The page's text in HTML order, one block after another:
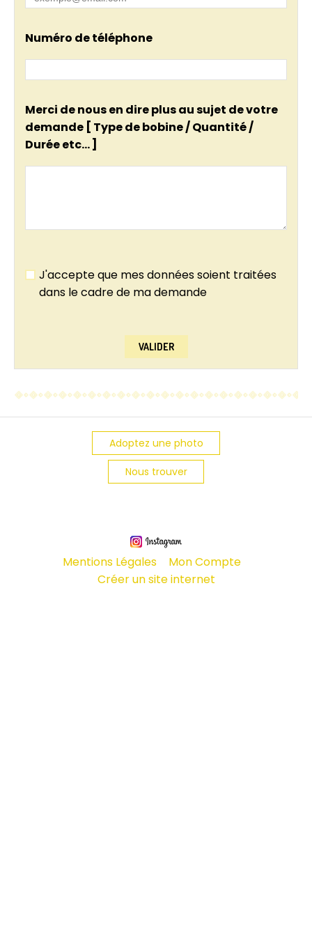
Numéro de téléphone
Merci de nous en dire plus au sujet de votre
demande [ Type de bobine / Quantité /
Durée etc... ]
J'accepte que mes données soient traitées
dans le cadre de ma demande
VALIDER
Adoptez une photo
Nous trouver
Mentions Légales
Mon Compte
Créer un site internet